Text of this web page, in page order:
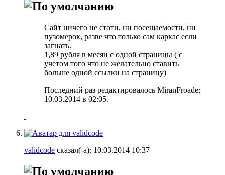
Сайт ничего не стоти, ни посещаемости, ни
пузомерок, разве что только сам каркас если
загнать.
1,89 рубля в месяц с одной страницы ( с
учетом того что не желательно ставить
больше одной ссылки на страницу)
Последний раз редактировалось MiranFroade;
10.03.2014 в 02:05.
validcode сказал(-а): 10.03.2014 10:37